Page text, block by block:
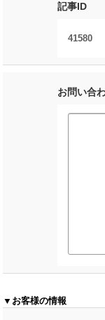
記事ID
41580
お問い合
▼お客様の情報